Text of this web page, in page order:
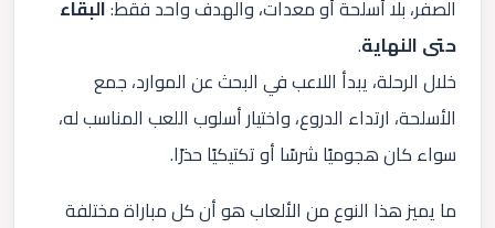
الصفر، بلا أسلحة أو معدات، والهدف واحد فقط:البقاء
حتى النهاية.
خلال الرحلة، يبدأ اللاعب في البحث عن الموارد، جمع
الأسلحة، ارتداء الدروع، واختيار أسلوب اللعب المناسب له،
سواء كان هجوميًا شرسًا أو تكتيكيًا حذرًا.
ما يميز هذا النوع من الألعاب هو أن كل مباراة مختلفة